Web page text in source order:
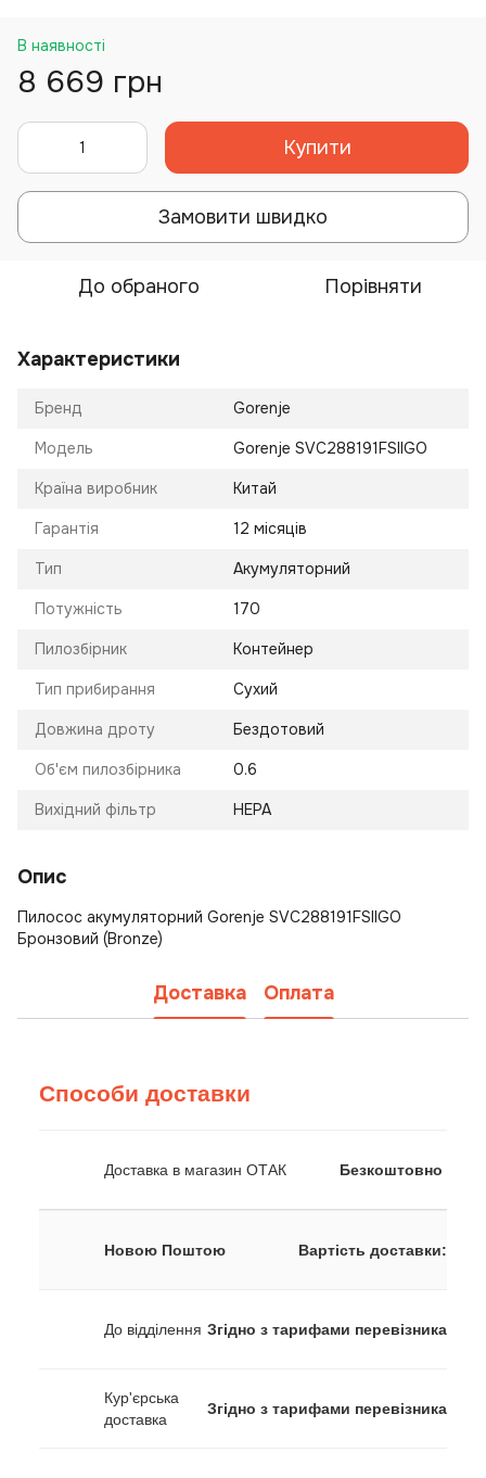
В наявності
8 669 грн
Купити
Замовити швидко
До обраного Порівняти
Характеристики
Бренд Gorenje
Модель Gorenje SVC288191FSIIGO
Країна виробник Китай
Гарантія 12 місяців
Тип Акумуляторний
Потужність 170
Пилозбірник Контейнер
Тип прибирання Сухий
Довжина дроту Бездотовий
Об'єм пилозбірника 0.6
Вихідний фільтр HEPA
Опис
Пилосос акумуляторний Gorenje SVC288191FSIIGO
Бронзовий (Bronze)
Доставка Оплата
Способи доставки
Доставка в магазин ОТАК Безкоштовно
Новою Поштою Вартість доставки:
До відділення Згідно з тарифами перевізника
Кур'єрська
доставка
Згідно з тарифами перевізника